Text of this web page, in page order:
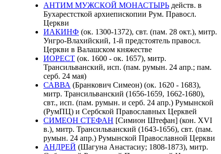
АНТИМ МУЖСКОЙ МОНАСТЫРЬ действ. в
Бухарестсткой архиепископии Рум. Правосл.
Церкви
ИАКИНФ (ок. 1300-1372), свт. (пам. 28 окт.), митр.
Унгро-Влахийский, 1-й предстоятель правосл.
Церкви в Валашском княжестве
ИОРЕСТ (ок. 1600 - ок. 1657), митр.
Трансильванский, исп. (пам. румын. 24 апр.; пам.
серб. 24 мая)
САВВА (Бранкович Симеон) (ок. 1620 - 1683),
митр. Трансильванский (1656-1659, 1662-1680),
свт., исп. (пам. румын. и серб. 24 апр.) Румынской
(РумПЦ) и Сербской Православных Церквей
СИМЕОН СТЕФАН [Симион Штефан] (кон. XVI
в.), митр. Трансильванский (1643-1656), свт. (пам.
румын. 24 апр.) Румынской Православной Церкви
АНДРЕЙ (Шагуна Анастасиу; 1808-1873), митр.